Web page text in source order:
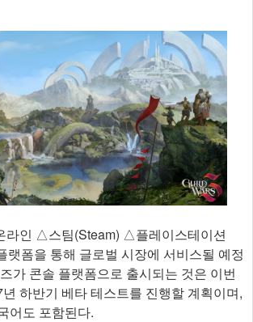
라인 △스팀(Steam) △플레이스테이션
랫폼을 통해 글로벌 시장에 서비스될 예정
가 콘솔 플랫폼으로 출시되는 것은 이번
하반기 베타 테스트를 진행할 계획이며,
어도 포함된다.